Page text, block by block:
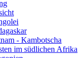
- Bolivien - Peru
Malawi